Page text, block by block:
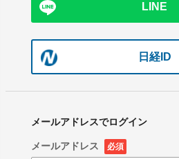
LINE
日経ID
メールアドレスでログイン
メールアドレス 必須